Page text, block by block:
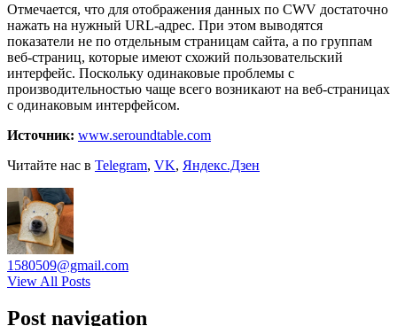
Отмечается, что для отображения данных по CWV достаточно
нажать на нужный URL-адрес. При этом выводятся
показатели не по отдельным страницам сайта, а по группам
веб-страниц, которые имеют схожий пользовательский
интерфейс. Поскольку одинаковые проблемы с
производительностью чаще всего возникают на веб-страницах
с одинаковым интерфейсом.
Источник: www.seroundtable.com
Читайте нас в Telegram, VK, Яндекс.Дзен
1580509@gmail.com
View All Posts
Post navigation